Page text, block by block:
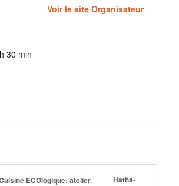
30 min
Voir le site Organisateur
ECOlogique: atelier
Hatha-